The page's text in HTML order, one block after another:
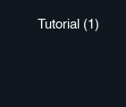
Tutorial (1)